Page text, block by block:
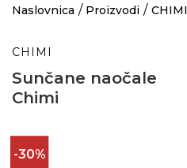
Naslovnica Proizvodi CHIMI
CHIMI
Sunčane naočale
Chimi
-30%